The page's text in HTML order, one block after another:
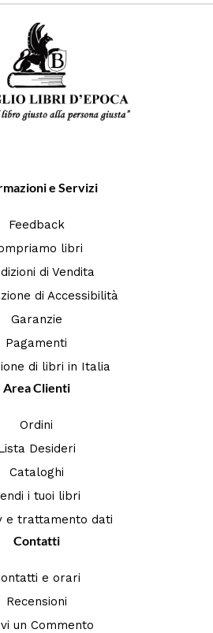
e Servizi
Feedback
libri
di Vendita
di Accessibilità
Garanzie
Pagamenti
di libri in Italia
Area Clienti
Ordini
Desideri
Cataloghi
i tuoi libri
e trattamento dati
Contatti
e orari
Recensioni
un Commento